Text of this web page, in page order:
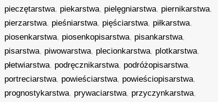
pieczętarstwa, piekarstwa, pielęgniarstwa, piernikarstwa,
pierzarstwa, pieśniarstwa, pięściarstwa, piłkarstwa,
piosenkarstwa, piosenkopisarstwa, pisankarstwa,
pisarstwa, piwowarstwa, plecionkarstwa, plotkarstwa,
płetwiarstwa, podręcznikarstwa, podróżopisarstwa,
portreciarstwa, powieściarstwa, powieściopisarstwa,
prognostykarstwa, prywaciarstwa, przyczynkarstwa,